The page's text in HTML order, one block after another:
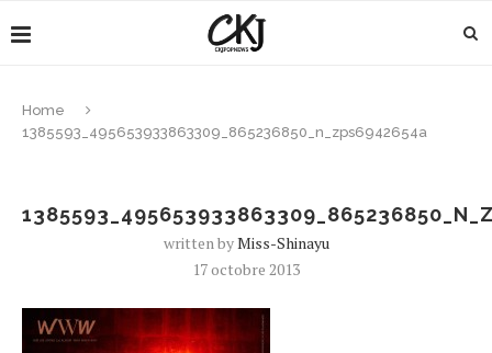
Home
1385593_495653933863309_865236850_n_zps6942654a
written byMiss-Shinayu
17 octobre 2013